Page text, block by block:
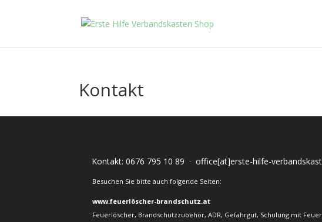
Kontakt
Kontakt:0676 795 10 89 ·office[at]erste-hilfe-
Besuchen Sie bitte auch folgende Seiten:
www.feuerlöscher-brandschutz.at
Feuerlöscher, Brandschutzzubehör, ADR, Gefahrgut, Schulung mit